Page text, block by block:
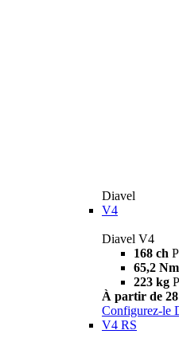
Diavel
V4
Diavel V4
168 ch
65,2 Nm
223 kg
À partir de 28
Configurez-le
V4 RS